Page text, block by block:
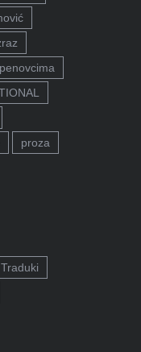
proza
Traduki